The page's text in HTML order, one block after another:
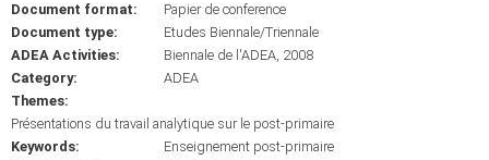
Document format:
Papier de conference
Document type:
Etudes Biennale/Triennale
ADEA Activities:
Biennale de l'ADEA, 2008
Category:
ADEA
Themes:
Présentations du travail analytique sur le post-primaire
Keywords:
Enseignement post-primaire